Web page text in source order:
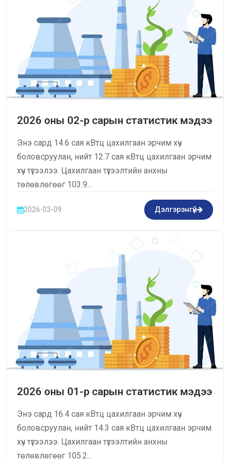
2026 оны 02-р сарын статистик мэдээ
Энэ сард 14.6 сая кВтц цахилгаан эрчим хүч
боловсруулан, нийт 12.7 сая кВтц цахилгаан эрчим
хүч түгээлээ. Цахилгаан түгээлтийн анхны
төлөвлөгөөг 103.9...
2026-03-09 Дэлгэрэнгүй
2026 оны 01-р сарын статистик мэдээ
Энэ сард 16.4 сая кВтц цахилгаан эрчим хүч
боловсруулан, нийт 14.3 сая кВтц цахилгаан эрчим
хүч түгээлээ. Цахилгаан түгээлтийн анхны
төлөвлөгөөг 105.2...